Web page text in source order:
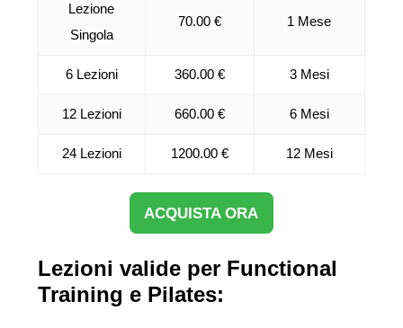
Lezione
Singola
70.00 € 1 Mese
6 Lezioni 360.00 € 3 Mesi
12 Lezioni 660.00 € 6 Mesi
24 Lezioni 1200.00 € 12 Mesi
ACQUISTA ORA
Lezioni valide per Functional
Training e Pilates: